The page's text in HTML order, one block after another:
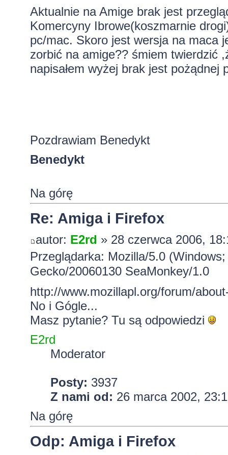
Aktualnie na Amige brak jest
Komercyny Ibrowe(koszmarnie
pc/mac. Skoro jest wersja na maca
zorbić na amige?? śmiem twierdzić
napisałem wyżej brak jest pożądnej
Pozdrawiam Benedykt
Benedykt
Na górę
Re: Amiga i Firefox
autor: E2rd » 28 czerwca 2006,
Przeglądarka: Mozilla/5.0
Gecko/20060130 SeaMonkey/1.0
http://www.mozillapl.org/forum/
No i Gógle...
Masz pytanie? Tu są odpowiedzi
E2rd
Moderator
Posty: 3937
Z nami od: 26 marca 2002,
Na górę
Odp: Amiga i Firefox